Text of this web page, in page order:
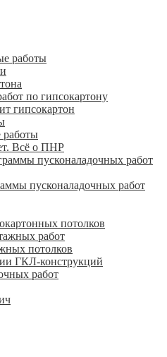
работы
по гипсокартону
гипсокартон
работы
Всё о ПНР
пусконаладочных работ
пусконаладочных работ
потолков
работ
потолков
ГКЛ-конструкций
работ